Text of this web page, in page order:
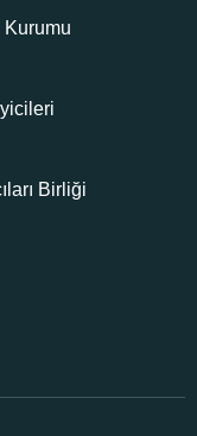
Kurumu
Birliği